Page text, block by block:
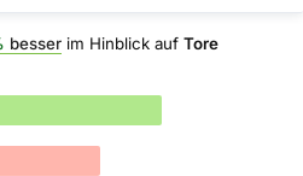
besser im Hinblick auf Tore